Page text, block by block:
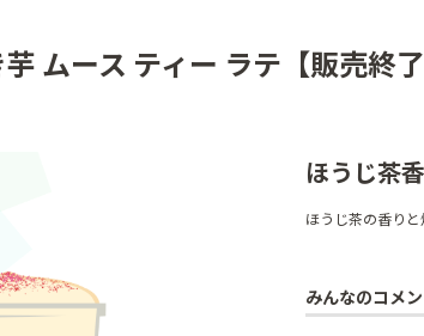
ムース ティー ラテ【販売終了
ほうじ茶
ほうじ茶の香り
みんなのコメ